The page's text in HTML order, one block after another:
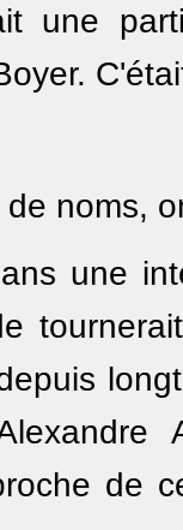
une
noms,
une
de